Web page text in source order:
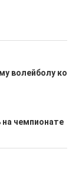
волейболу ко
чемпионате